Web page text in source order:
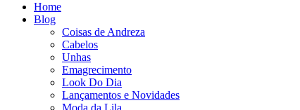
Home
Blog
Coisas de Andreza
Cabelos
Unhas
Emagrecimento
Look Do Dia
Lançamentos e Novidades
Moda da Lila